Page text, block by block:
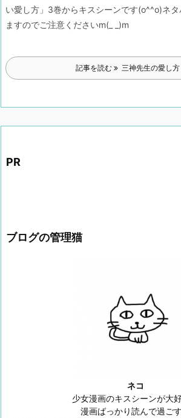
い愛し方」3巻からキスシーンです(o^^o)ネ
ますのでご注意くださいm(_ _)m
記事を読む 三神先生の愛し方
PR
ブログの管理猫
ネコ
少女漫画のキスシーンが大好
漫画ばっかり読んで過ごす